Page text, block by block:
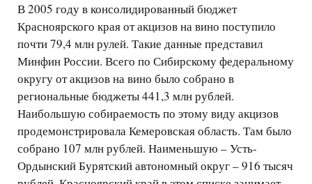
В 2005 году в консолидированный бюджет
Красноярского края от акцизов на вино поступило
почти 79,4 млн рулей. Такие данные представил
Минфин России. Всего по Сибирскому федеральному
округу от акцизов на вино было собрано в
региональные бюджеты 441,3 млн рублей.
Наибольшую собираемость по этому виду акцизов
продемонстрировала Кемеровская область. Там было
собрано 107 млн рублей. Наименьшую – Усть-
Ордынский Бурятский автономный округ – 916 тысяч